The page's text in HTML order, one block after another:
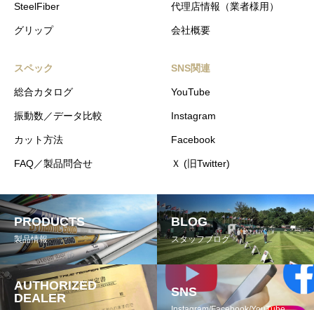
SteelFiber
グリップ
代理店情報（業者様用）
会社概要
スペック
総合カタログ
振動数／データ比較
カット方法
FAQ／製品問合せ
SNS関連
YouTube
Instagram
Facebook
Ｘ (旧Twitter)
PRODUCTS
製品情報
BLOG
スタッフブログ
AUTHORIZED
DEALER
SNS